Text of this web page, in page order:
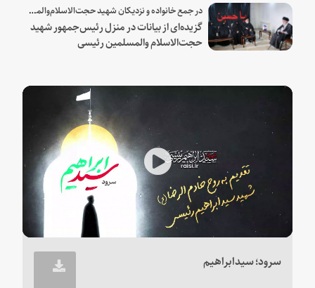
در جمع خانواده و نزدیکان شهید حجت‌الاسلام‌والمسلمین رئیسی:
گزیده‌ای از بیانات در منزل رئیس‌جمهور شهید
حجت‌الاسلام والمسلمین رئیسی
Play
Video
سرود؛ سیدابراهیم